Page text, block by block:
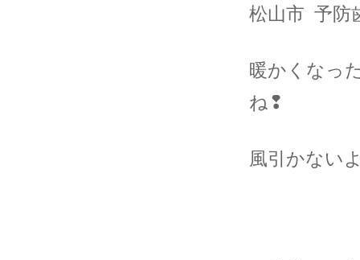
松山市 予防
暖かくなっ
ね❢
風引かない